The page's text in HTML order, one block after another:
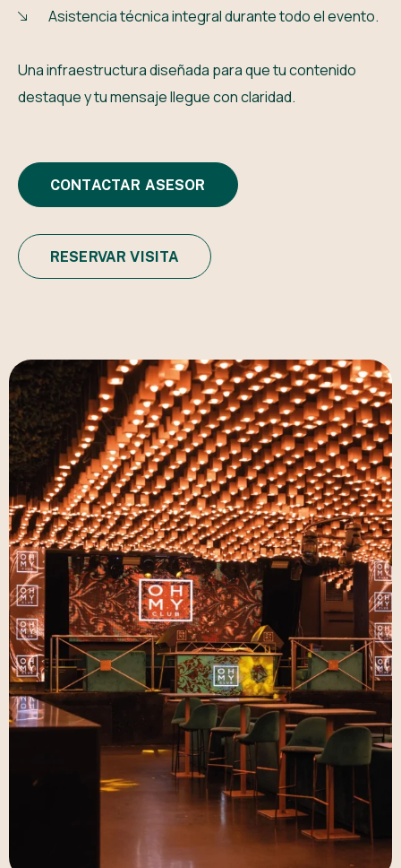
Asistencia técnica integral durante todo el evento.
Una infraestructura diseñada para que tu contenido
destaque y tu mensaje llegue con claridad.
CONTACTAR ASESOR
RESERVAR VISITA